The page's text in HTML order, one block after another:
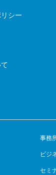
シー
事務
ビジ
セミ